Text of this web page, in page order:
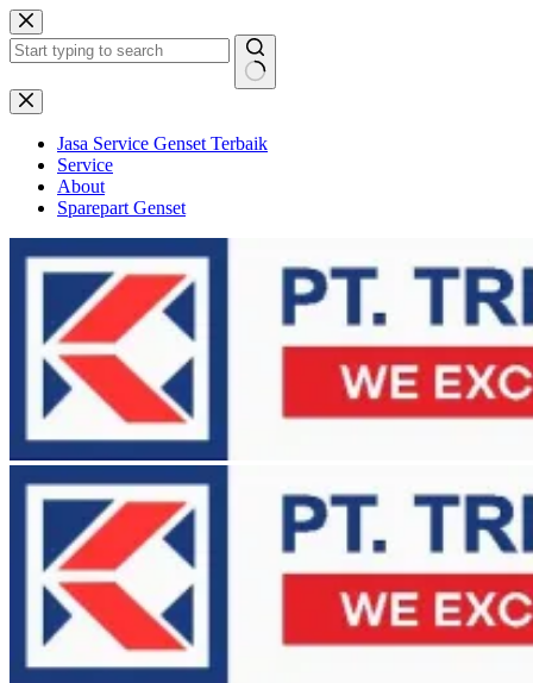
Skip
to
content
No
results
Jasa Service Genset Terbaik
Service
About
Sparepart Genset